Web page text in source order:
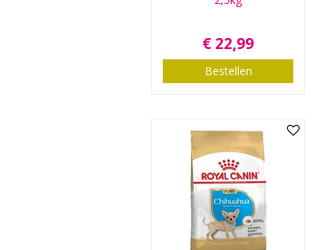
€ 22,99
Bestellen